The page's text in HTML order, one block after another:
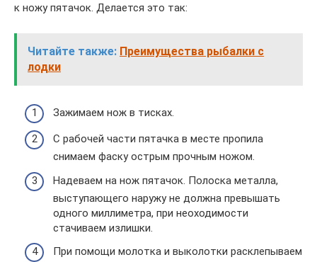
к ножу пятачок. Делается это так:
Читайте также: Преимущества рыбалки с
лодки
Зажимаем нож в тисках.
С рабочей части пятачка в месте пропила
снимаем фаску острым прочным ножом.
Надеваем на нож пятачок. Полоска металла,
выступающего наружу не должна превышать
одного миллиметра, при неоходимости
стачиваем излишки.
При помощи молотка и выколотки расклепываем